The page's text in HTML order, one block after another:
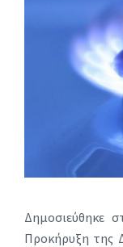
Δημοσιεύθηκε
Προκήρυξη της